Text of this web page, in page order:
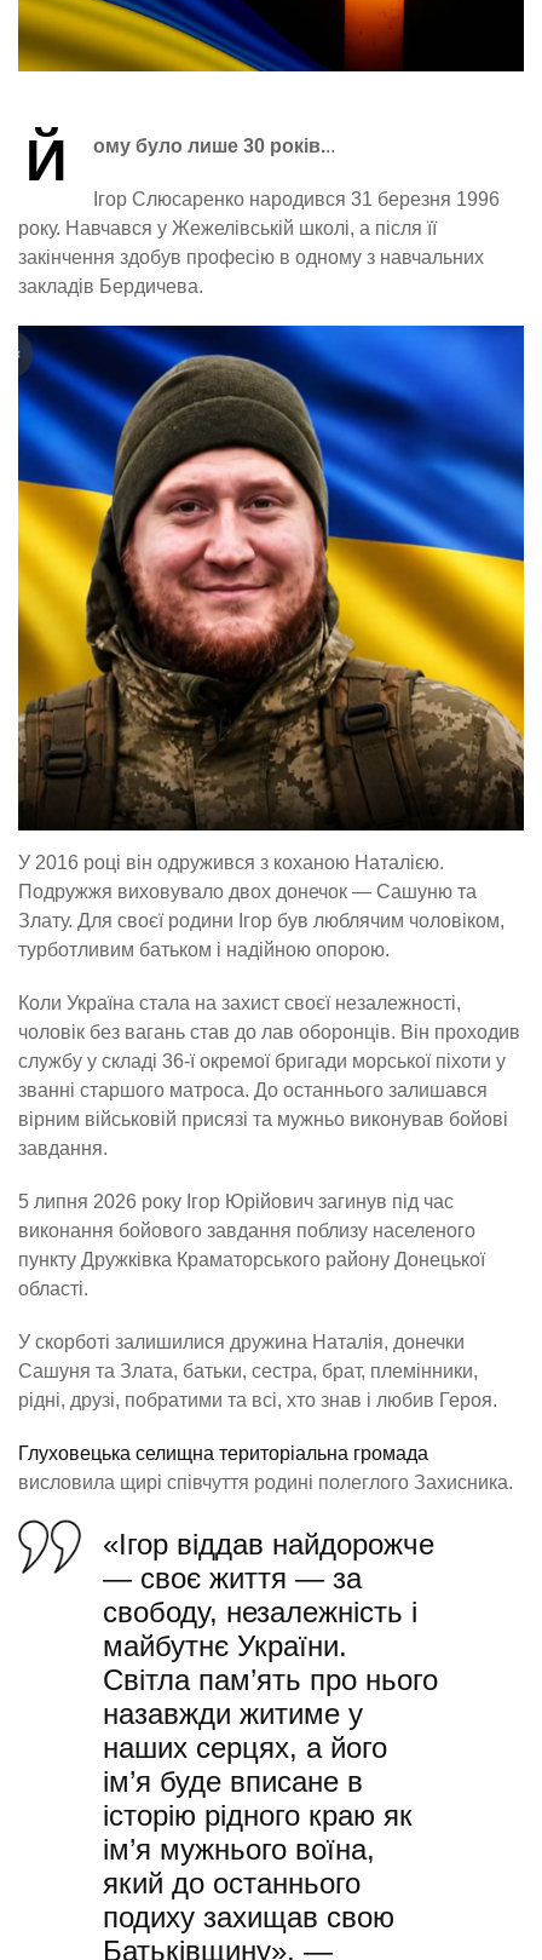
Й ому було лише 30 років...
Ігор Слюсаренко народився 31 березня 1996
року. Навчався у Жежелівській школі, а після її
закінчення здобув професію в одному з навчальних
закладів Бердичева.
У 2016 році він одружився з коханою Наталією.
Подружжя виховувало двох донечок — Сашуню та
Злату. Для своєї родини Ігор був люблячим чоловіком,
турботливим батьком і надійною опорою.
Коли Україна стала на захист своєї незалежності,
чоловік без вагань став до лав оборонців. Він проходив
службу у складі 36-ї окремої бригади морської піхоти у
званні старшого матроса. До останнього залишався
вірним військовій присязі та мужньо виконував бойові
завдання.
5 липня 2026 року Ігор Юрійович загинув під час
виконання бойового завдання поблизу населеного
пункту Дружківка Краматорського району Донецької
області.
У скорботі залишилися дружина Наталія, донечки
Сашуня та Злата, батьки, сестра, брат, племінники,
рідні, друзі, побратими та всі, хто знав і любив Героя.
Глуховецька селищна територіальна громада
висловила щирі співчуття родині полеглого Захисника.
«Ігор віддав найдорожче
— своє життя — за
свободу, незалежність і
майбутнє України.
Світла пам’ять про нього
назавжди житиме у
наших серцях, а його
ім’я буде вписане в
історію рідного краю як
ім’я мужнього воїна,
який до останнього
подиху захищав свою
Батьківщину», —